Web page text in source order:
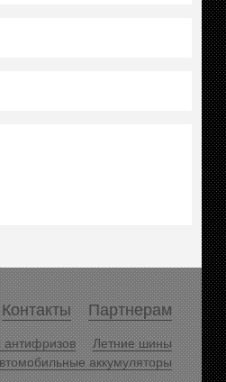
Контакты Партнерам
антифризов
Летние шины
аккумуляторы